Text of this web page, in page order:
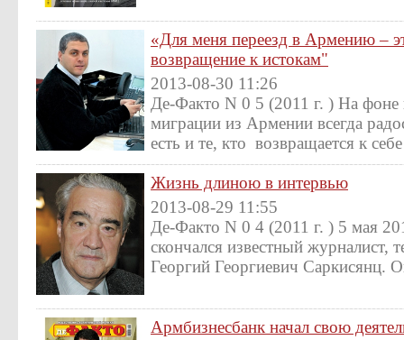
«Для меня переезд в Армению –
возвращение к истокам"
2013-08-30 11:26
Де-Факто N 0 5 (2011 г. ) На фоне
миграции из Армении всегда
есть и те, кто возвращается к
Жизнь длиною в интервью
2013-08-29 11:55
Де-Факто N 0 4 (2011 г. ) 5 мая
скончался известный журналист,
Георгий Георгиевич Саркисянц.
Армбизнесбанк начал свою